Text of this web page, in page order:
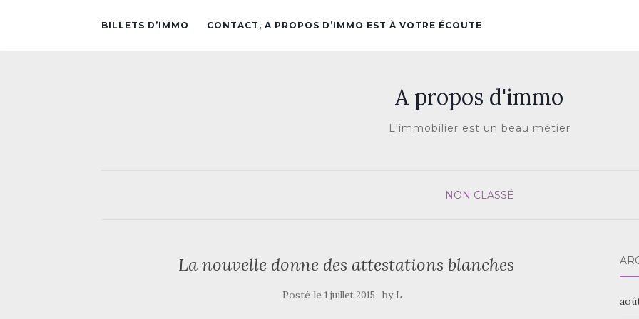
BILLETS D’IMMO CONTACT, A PROPOS D’IMMO EST À VOTRE ÉCOUTE
A propos d'immo
L'immobilier est un beau métier
NON CLASSÉ
La nouvelle donne des attestations blanches
Posté le1 juillet 2015 by L